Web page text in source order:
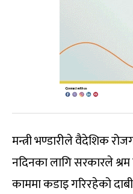
मन्त्री भण्डारीले वैदेशिक
नदिनका लागि सरकारले
काममा कडाइ गरिरहेको